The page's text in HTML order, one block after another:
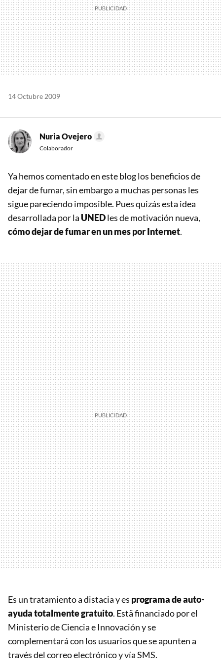
14 Octubre 2009
Nuria Ovejero
Colaborador
Ya hemos comentado en este blog los beneficios de
dejar de fumar, sin embargo a muchas personas les
sigue pareciendo imposible. Pues quizás esta idea
desarrollada por la UNEDles de motivación nueva,
cómo dejar de fumar en un mes por Internet.
Es un tratamiento a distacia y es programa de auto-
ayuda totalmente gratuito. Estä financiado por el
Ministerio de Ciencia e Innovación y se
complementará con los usuarios que se apunten a
través del correo electrónico y vía SMS.